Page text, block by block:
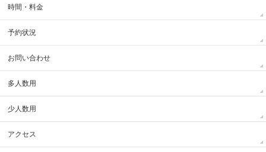
時間・料金
予約状況
お問い合わせ
多人数用
少人数用
アクセス